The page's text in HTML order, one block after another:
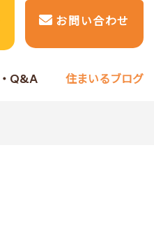
お問い合わせ
Q&A 住まいるブログ